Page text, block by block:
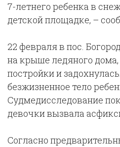
7-летнего ребенка в
детской площадке, –
22 февраля в пос.
на крыше ледяного
постройки и
безжизненное тело
Судмедисследование
девочки вызвала
Согласно